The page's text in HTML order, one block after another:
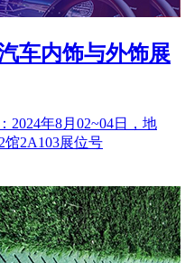
车内饰与外饰展
2024年8月02~04日，地
馆2A103展位号